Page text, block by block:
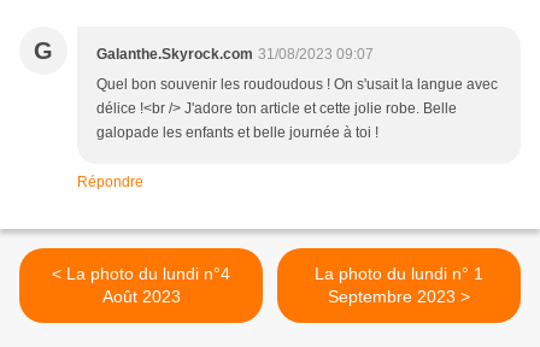
G Galanthe.Skyrock.com 31/08/2023 09:07
Quel bon souvenir les roudoudous ! On s'usait la langue avec
délice !<br /> J'adore ton article et cette jolie robe. Belle
galopade les enfants et belle journée à toi !
Répondre
< La photo du lundi n°4
Août 2023
La photo du lundi n° 1
Septembre 2023 >